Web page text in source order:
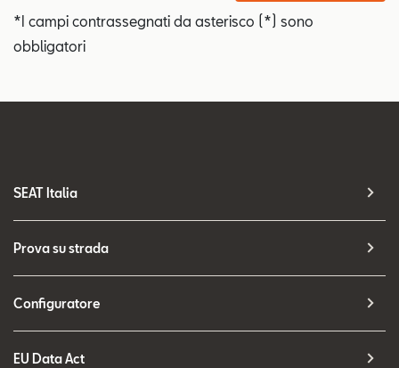
*I campi contrassegnati da asterisco (*) sono
obbligatori
SEAT Italia
Prova su strada
Configuratore
EU Data Act